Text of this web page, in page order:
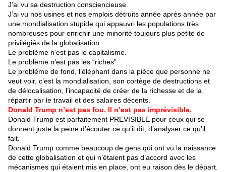
J’ai vu sa destruction consciencieuse.
J’ai vu nos usines et nos emplois détruits année après année par
une mondialisation stupide qui appauvri les populations très
nombreuses pour enrichir une minorité toujours plus petite de
privilégiés de la globalisation.
Le problème n’est pas le capitalisme.
Le problème n’est pas les “riches”.
Le problème de fond, l’éléphant dans la pièce que personne ne
veut voir, c’est la mondialisation, son cortège de destructions et
de délocalisation, l’incapacité de créer de la richesse et de la
répartir par le travail et des salaires décents.
Donald Trump n’est pas fou. Il n’est pas imprévisible.
Donald Trump est parfaitement PREVISIBLE pour ceux qui se
donnent juste la peine d’écouter ce qu’il dit, d’analyser ce qu’il
fait.
Donald Trump comme beaucoup de gens qui ont vu la naissance
de cette globalisation et qui n’étaient pas d’accord avec les
mécanismes qui étaient mis en place, ont eu raison dès le départ.